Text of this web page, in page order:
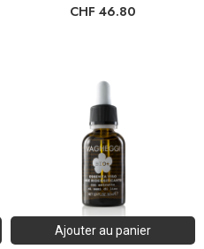
CHF 46.80
Ajouter au panier